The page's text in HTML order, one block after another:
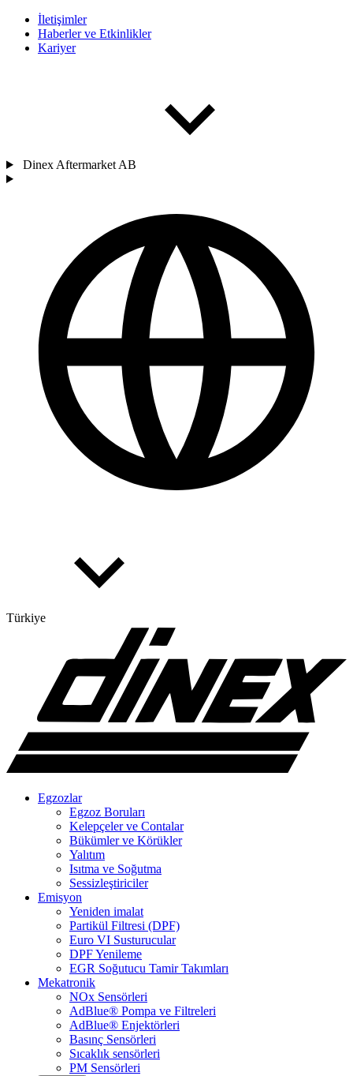
İletişimler
Haberler ve Etkinlikler
Kariyer
Dinex Aftermarket AB
Türkiye
Egzozlar
Egzoz Boruları
Kelepçeler ve Contalar
Bükümler ve Körükler
Yalıtım
Isıtma ve Soğutma
Sessizleştiriciler
Emisyon
Yeniden imalat
Partikül Filtresi (DPF)
Euro VI Susturucular
DPF Yenileme
EGR Soğutucu Tamir Takımları
Mekatronik
NOx Sensörleri
AdBlue® Pompa ve Filtreleri
AdBlue® Enjektörleri
Basınç Sensörleri
Sıcaklık sensörleri
PM Sensörleri